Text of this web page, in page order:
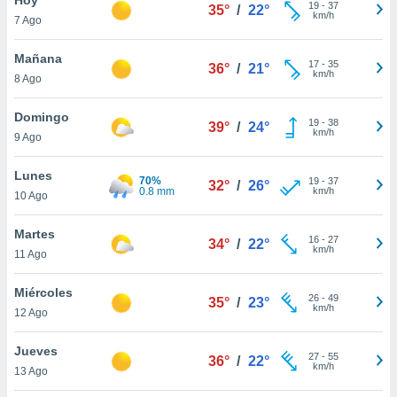
y
en
más
de
7 Ago
35° / 22° 19- 37
km/h
Mañana
8 Ago
36° / 21° 17- 35
km/h
Domingo
9 Ago
39° / 24° 19- 38
km/h
Lunes
10 Ago
70%
0.8 mm
32° / 26° 19- 37
km/h
Martes
11 Ago
34° / 22° 16- 27
km/h
Miércoles
12 Ago
35° / 23° 26- 49
km/h
Jueves
13 Ago
36° / 22° 27- 55
km/h